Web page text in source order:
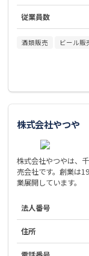
従業員数
酒類販売 ビール販
株式会社やつや
株式会社やつやは、
売会社です。創業は
業展開しています。
法人番号
住所